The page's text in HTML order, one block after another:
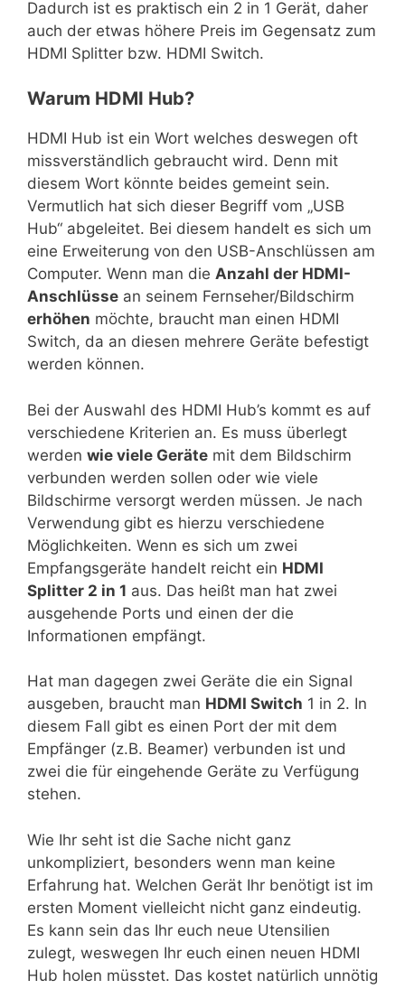
Dadurch ist es praktisch ein 2 in 1 Gerät, daher
auch der etwas höhere Preis im Gegensatz zum
HDMI Splitter bzw. HDMI Switch.
Warum HDMI Hub?
HDMI Hub ist ein Wort welches deswegen oft
missverständlich gebraucht wird. Denn mit
diesem Wort könnte beides gemeint sein.
Vermutlich hat sich dieser Begriff vom „USB
Hub“ abgeleitet. Bei diesem handelt es sich um
eine Erweiterung von den USB-Anschlüssen am
Computer. Wenn man die Anzahl der HDMI-
Anschlüsse an seinem Fernseher/Bildschirm
erhöhen möchte, braucht man einen HDMI
Switch, da an diesen mehrere Geräte befestigt
werden können.
Bei der Auswahl des HDMI Hub’s kommt es auf
verschiedene Kriterien an. Es muss überlegt
werden wie viele Geräte mit dem Bildschirm
verbunden werden sollen oder wie viele
Bildschirme versorgt werden müssen. Je nach
Verwendung gibt es hierzu verschiedene
Möglichkeiten. Wenn es sich um zwei
Empfangsgeräte handelt reicht ein HDMI
Splitter 2 in 1 aus. Das heißt man hat zwei
ausgehende Ports und einen der die
Informationen empfängt.
Hat man dagegen zwei Geräte die ein Signal
ausgeben, braucht man HDMI Switch 1 in 2. In
diesem Fall gibt es einen Port der mit dem
Empfänger (z.B. Beamer) verbunden ist und
zwei die für eingehende Geräte zu Verfügung
stehen.
Wie Ihr seht ist die Sache nicht ganz
unkompliziert, besonders wenn man keine
Erfahrung hat. Welchen Gerät Ihr benötigt ist im
ersten Moment vielleicht nicht ganz eindeutig.
Es kann sein das Ihr euch neue Utensilien
zulegt, weswegen Ihr euch einen neuen HDMI
Hub holen müsstet. Das kostet natürlich unnötig